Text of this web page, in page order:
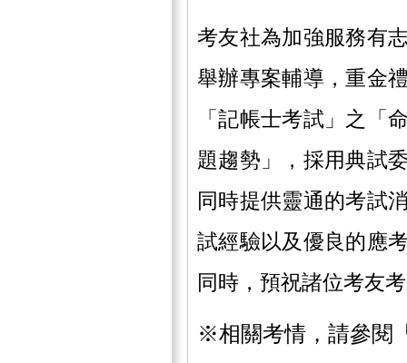
考友社為加強服務有
舉辦專案輔導，重金
「記帳士考試」之「
題趨勢」，採用典試
同時提供靈通的考試
試經驗以及優良的應
同時，預祝諸位考友
※相關考情，請參閱